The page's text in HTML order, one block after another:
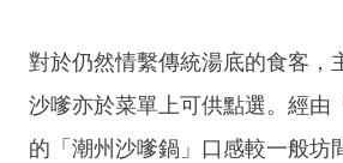
對於仍然情繫傳統湯底的食客，
沙嗲亦於菜單上可供點選。經由
的「潮州沙嗲鍋」口感較一般坊